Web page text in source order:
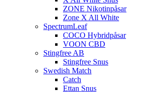
ZONE Nikotinpåsar
Zone X All White
SpectrumLeaf
COCO Hybridpåsar
VOON CBD
Stingfree AB
Stingfree Snus
Swedish Match
Catch
Ettan Snus